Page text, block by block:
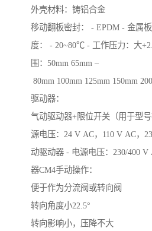
外壳材料：铸铝合金
移动翻板密封： - EPDM - 金属
度： - 20~80℃ - 工作压力：大
围：50mm 65mm –
80mm 100mm 125mm 150mm
驱动器：
气动驱动器+限位开关（用于型
源电压：24 V AC，110 V AC，
动驱动器 - 电源电压：230/400 V
器CM4手动操作：
便于作为分流阀或转向阀
转向角度小22.5°
转向影响小，压降不大